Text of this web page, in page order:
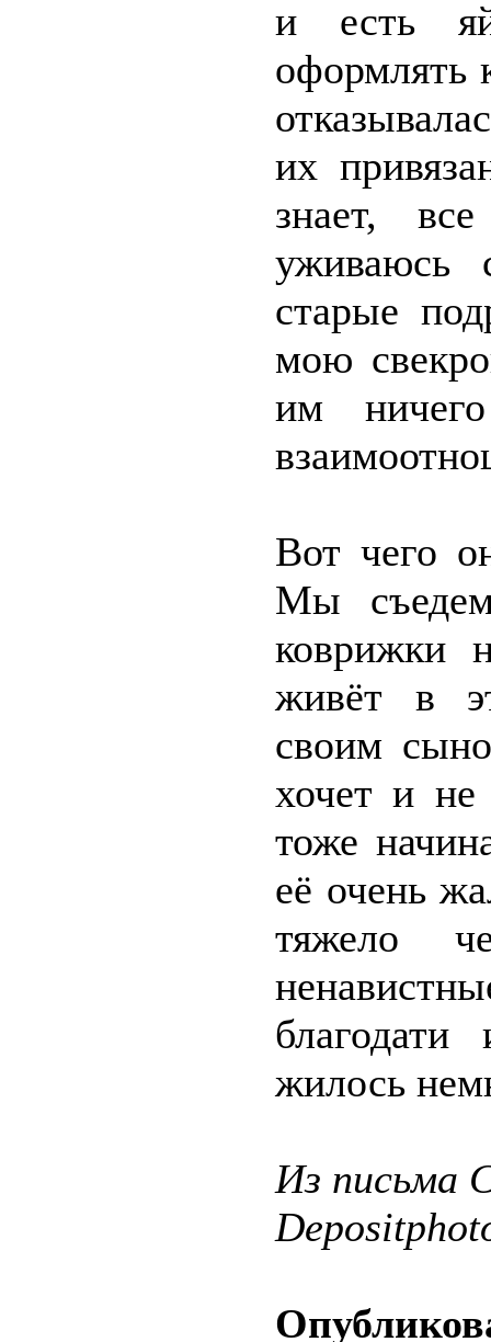
и есть
оформлять
их
знает,
уживаюсь
старые
мою
им
Вот чего
Мы
коврижки
живёт в
своим
хочет и
тоже
её очень
тяжело
жилось
Из письма